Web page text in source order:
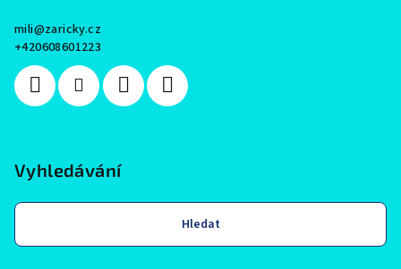
mili@zaricky.cz
+420608601223
Vyhledávání
Hledat